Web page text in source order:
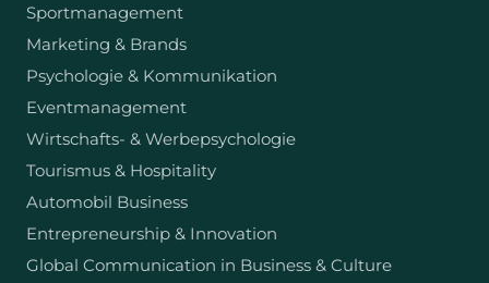
Sportmanagement
Marketing & Brands
Psychologie & Kommunikation
Eventmanagement
Wirtschafts- & Werbepsychologie
Tourismus & Hospitality
Automobil Business
Entrepreneurship & Innovation
Global Communication in Business & Culture